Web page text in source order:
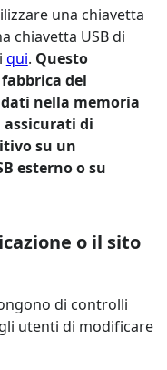
una chiavetta
chiavetta USB di
qui. Questo
del
nella memoria
di
su un
esterno o su
o il sito
di controlli
utenti di modificare